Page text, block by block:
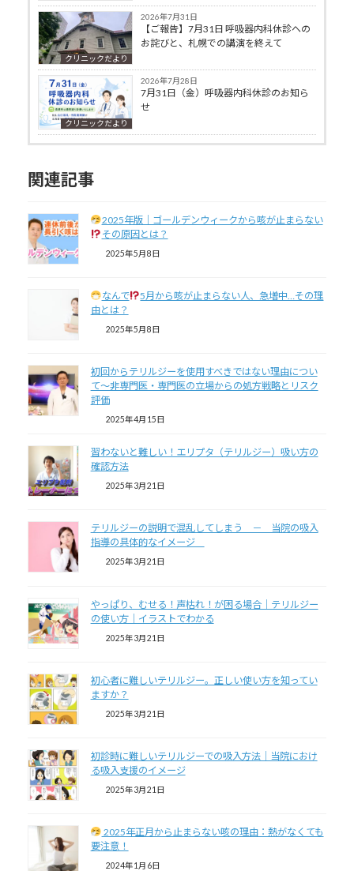
クリニックだより
2026年7月31日
【ご報告】7月31日 呼吸器内科休診への
お詫びと、札幌での講演を終えて
クリニックだより
2026年7月28日
7月31日（金）呼吸器内科休診のお知ら
せ
関連記事
2025年版｜ゴールデンウィークから咳が止まらない
その原因とは？
2025年5月8日
なんで
5月から咳が止まらない人、急増中…その理
由とは？
2025年5月8日
初回からテリルジーを使用すべきではない理由につい
て～非専門医・専門医の立場からの処方戦略とリスク
評価
2025年4月15日
習わないと難しい！エリプタ（テリルジー）吸い方の
確認方法
2025年3月21日
テリルジーの説明で混乱してしまう － 当院の吸入
指導の具体的なイメージ
2025年3月21日
やっぱり、むせる！声枯れ！が困る場合｜テリルジー
の使い方｜イラストでわかる
2025年3月21日
初心者に難しいテリルジー。正しい使い方を知ってい
ますか？
2025年3月21日
初診時に難しいテリルジーでの吸入方法｜当院におけ
る吸入支援のイメージ
2025年3月21日
2025年正月から止まらない咳の理由：熱がなくても
要注意！
2024年1月6日